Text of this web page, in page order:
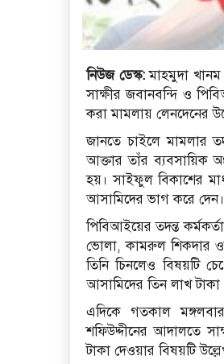
নিউজ ডেস্ক:মাহমুদা খানম
সাক্ষীর জবানবন্দি ও
করা মামলায় লেনদেনের
জানতে চাইলে মামলার
আক্তার তাঁর ব্যবসায়িক
হয়। সাইফুল বিকাশের
আসামিদের ভাগ করে দেন।
পিবিআইয়ের তদন্ত
ভোলা, কামরুল শিকদার
তিনি চিনলেও বিষয়টি
আসামিদের তিন লাখ
এদিকে গতকাল
শফিউদ্দীনের আদালতে
টাকা দেওয়ার বিষয়টি